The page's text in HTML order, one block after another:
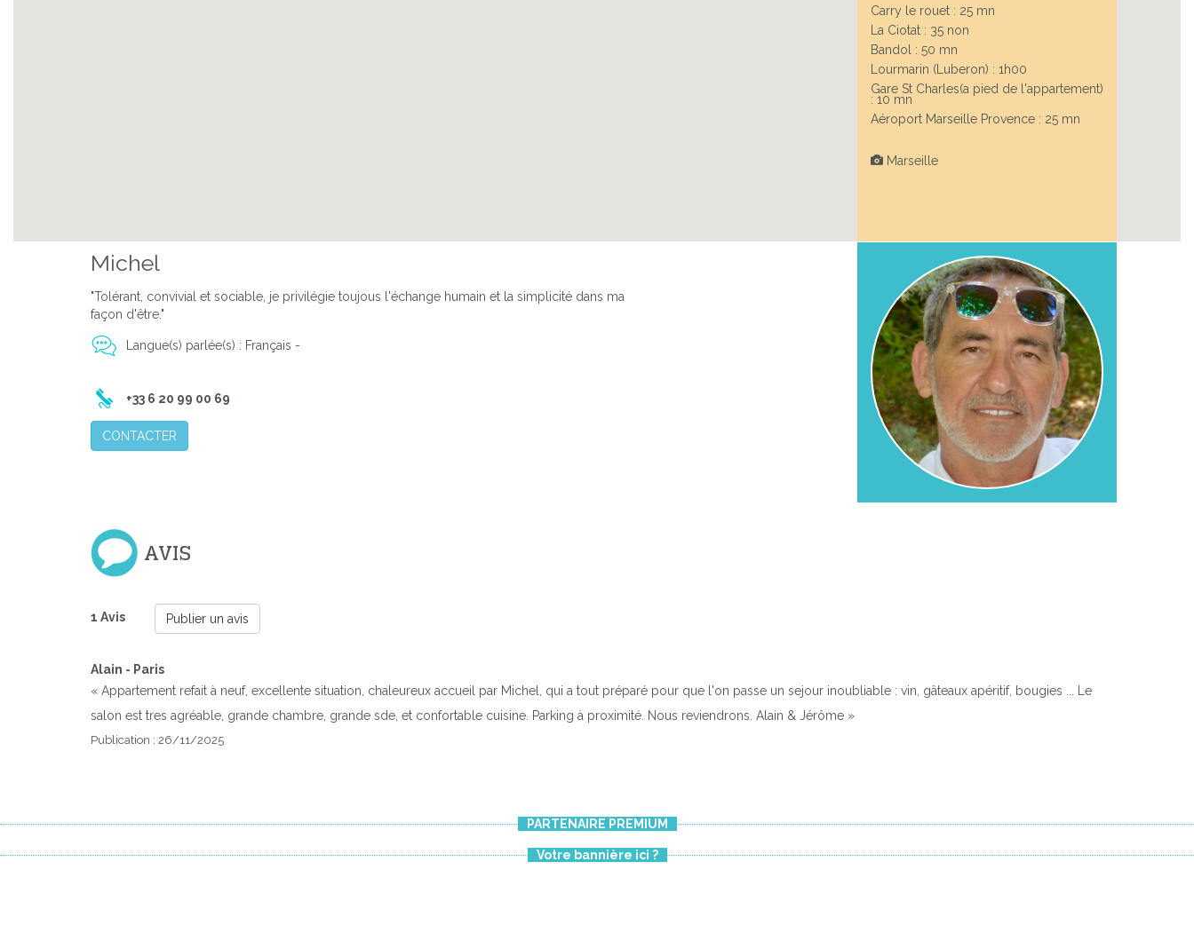
Carry le rouet : 25 mn
La Ciotat : 35 non
Bandol : 50 mn
Lourmarin (Luberon) : 1h00
Gare St Charles(a pied de l'appartement)
: 10 mn
Aéroport Marseille Provence : 25 mn
Marseille
Michel
"Tolérant, convivial et sociable, je privilégie toujous l'échange humain et la simplicité dans ma
façon d'être."
Langue(s) parlée(s) : Français -
+33 6 20 99 00 69
CONTACTER
AVIS
1 Avis Publier un avis
Alain - Paris
« Appartement refait à neuf, excellente situation, chaleureux accueil par Michel, qui a tout préparé pour que l'on passe un sejour inoubliable : vin, gâteaux apéritif, bougies ... Le
salon est tres agréable, grande chambre, grande sde, et confortable cuisine. Parking à proximité. Nous reviendrons. Alain & Jérôme »
Publication : 26/11/2025
PARTENAIRE PREMIUM
Votre bannière ici ?